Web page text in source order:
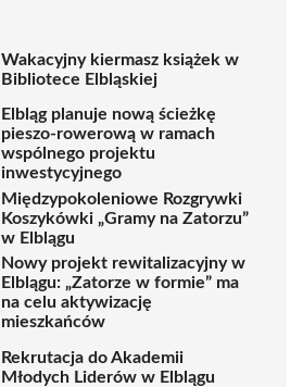
Wakacyjny kiermasz książek w
Bibliotece Elbląskiej
Elbląg planuje nową ścieżkę
pieszo-rowerową w ramach
wspólnego projektu
inwestycyjnego
Międzypokoleniowe Rozgrywki
Koszykówki „Gramy na Zatorzu”
w Elblągu
Nowy projekt rewitalizacyjny w
Elblągu: „Zatorze w formie” ma
na celu aktywizację
mieszkańców
Rekrutacja do Akademii
Młodych Liderów w Elblągu